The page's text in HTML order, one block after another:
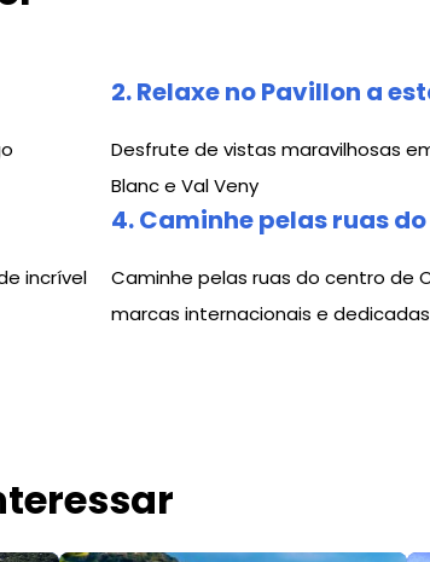
2. Relaxe no Pavillon a
Desfrute de vistas maravilhosas
Blanc e Val Veny
incrível
4. Caminhe pelas ruas
Caminhe pelas ruas do centro de
marcas internacionais e